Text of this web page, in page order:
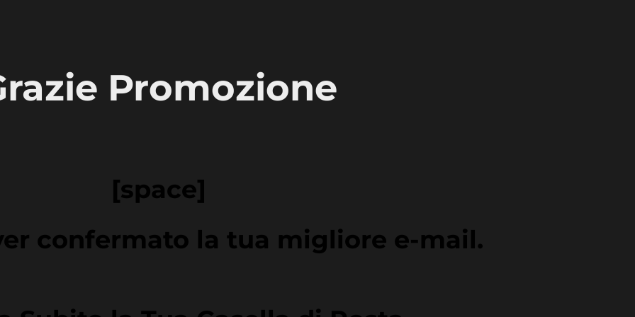
Promozione
[space]
confermato la tua migliore e-mail.